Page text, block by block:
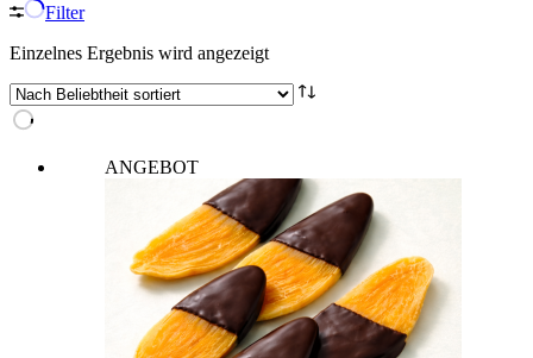
Filter
Einzelnes Ergebnis wird angezeigt
ANGEBOT